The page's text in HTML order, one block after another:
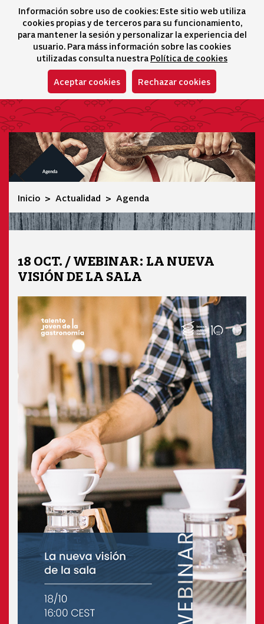
Información sobre uso de cookies: Este sitio web utiliza
cookies propias y de terceros para su funcionamiento,
para mantener la sesión y personalizar la experiencia del
usuario. Para máss información sobre las cookies
utilizadas consulta nuestra Política de cookies
Aceptar cookies Rechazar cookies
Selector idioma
icono
Agenda
Inicio Actualidad Agenda
18 OCT. / WEBINAR: LA NUEVA
VISIÓN DE LA SALA